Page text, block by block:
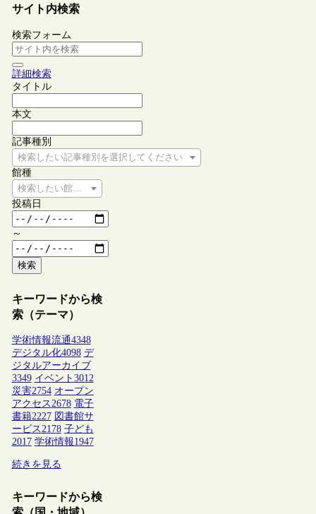
サイト内検索
検索フォーム
詳細検索
タイトル
本文
記事種別
検索したい記事種別を選択してください
館種
検索したい館種を選択してください
投稿日
～
検索
キーワードから検
索（テーマ）
学術情報流通4348
デジタル化4098 デ
ジタルアーカイブ
3349 イベント 3012
災害2754 オープン
アクセス2678 電子
書籍2227 図書館サ
ービス2178 子ども
2017 学術情報1947
続きを見る
キーワードから検